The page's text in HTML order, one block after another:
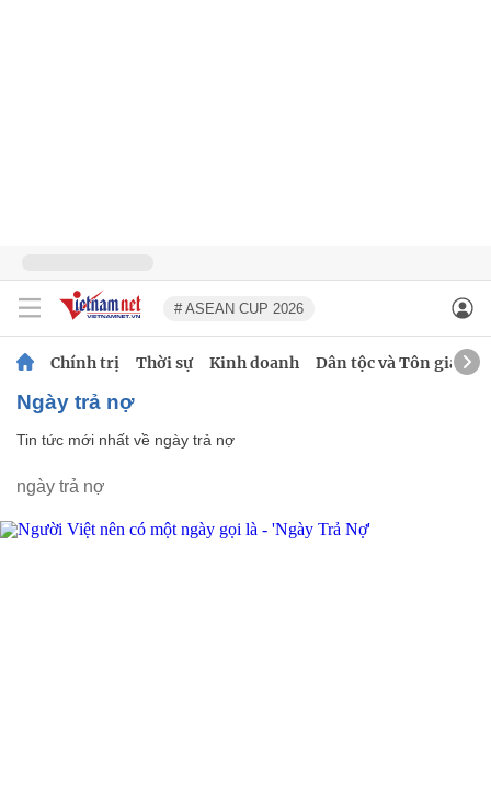
# ASEAN CUP 2026
Chính trị Thời sự Kinh doanh Dân tộc và Tôn giáo
ngày trả nợ
Tin tức mới nhất về ngày trả nợ
ngày trả nợ